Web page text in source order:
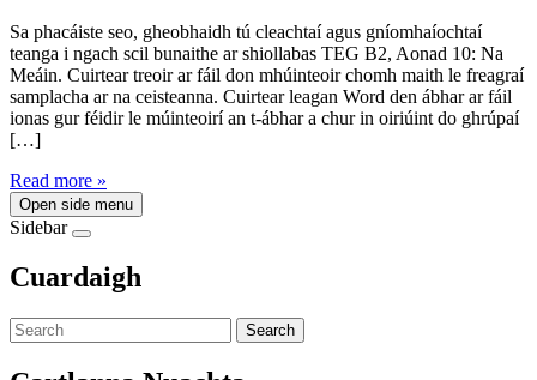
Sa phacáiste seo, gheobhaidh tú cleachtaí agus gníomhaíochtaí
teanga i ngach scil bunaithe ar shiollabas TEG B2, Aonad 10: Na
Meáin. Cuirtear treoir ar fáil don mhúinteoir chomh maith le freagraí
samplacha ar na ceisteanna. Cuirtear leagan Word den ábhar ar fáil
ionas gur féidir le múinteoirí an t-ábhar a chur in oiriúint do ghrúpaí
[…]
Read more »
Open side menu
Sidebar
Cuardaigh
Search